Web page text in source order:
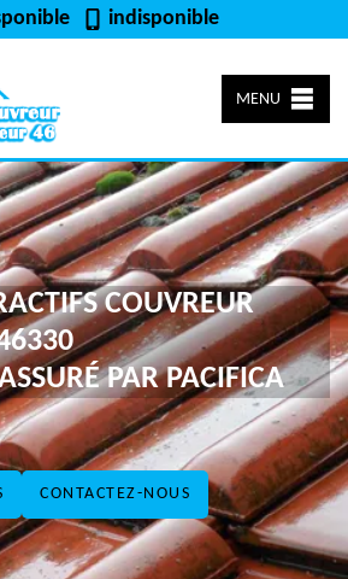
indisponible
MENU
CONTACTEZ-NOUS
COUVREUR
PAR PACIFICA